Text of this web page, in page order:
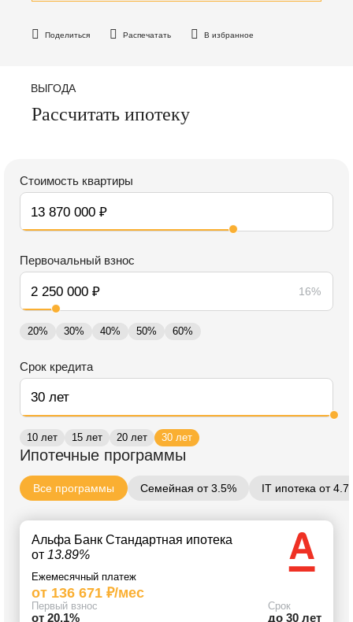
Поделиться Распечатать В избранное
ВЫГОДА
Рассчитать ипотеку
Стоимость квартиры
Первочальный взнос
16%
20% 30% 40% 50% 60%
Срок кредита
10 лет 15 лет 20 лет 30 лет
Ипотечные программы
Все программы Семейная от 3.5% IT ипотека от
Альфа Банк Стандартная ипотека
от 13.89%
Ежемесячный платеж
от 136 671 ₽/мес
Первый взнос
от 20.1%
Срок
до 30 лет